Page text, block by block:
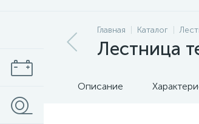
Главная Каталог
Лестница
Описание